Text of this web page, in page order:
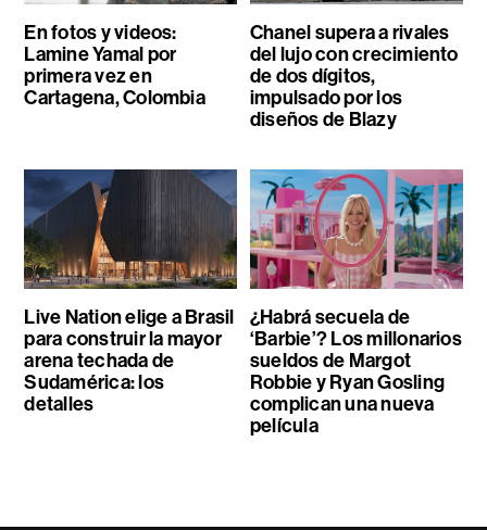
En fotos y videos:
Lamine Yamal por
primera vez en
Cartagena, Colombia
Chanel supera a rivales
del lujo con crecimiento
de dos dígitos,
impulsado por los
diseños de Blazy
Live Nation elige a Brasil
para construir la mayor
arena techada de
Sudamérica: los
detalles
¿Habrá secuela de
‘Barbie’? Los millonarios
sueldos de Margot
Robbie y Ryan Gosling
complican una nueva
película